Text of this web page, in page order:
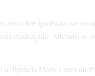
El texto fue aprobado por
esta madrugada. Además, se
La diputada María Laura du